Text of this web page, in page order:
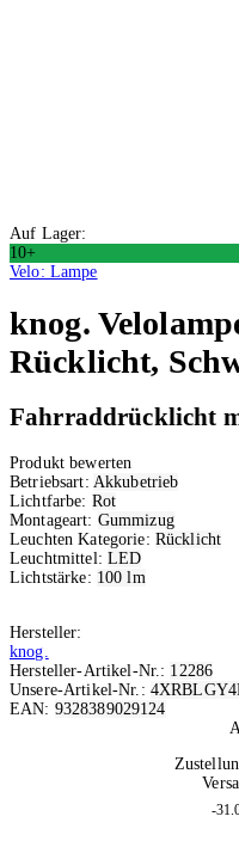
Auf Lager:
10+
Velo: Lampe
knog.
Rücklicht,
Fahrraddrücklicht
Produkt bewerten
Betriebsart: Akkubetrieb
Lichtfarbe: Rot
Montageart: Gummizug
Leuchten Kategorie: Rücklicht
Leuchtmittel: LED
Lichtstärke: 100 lm
Hersteller:
knog.
Hersteller-Artikel-Nr.: 12286
Unsere-Artikel-Nr.:
EAN: 9328389029124
-